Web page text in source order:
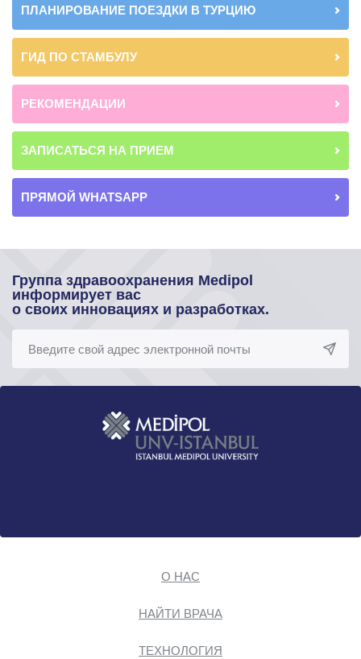
ПЛАНИРОВАНИЕ ПОЕЗДКИ В ТУРЦИЮ
ГИД ПО СТАМБУЛУ
РЕКОМЕНДАЦИИ
ЗАПИСАТЬСЯ НА ПРИЕМ
ПРЯМОЙ WHATSAPP
Группа здравоохранения Medipol
информирует вас
о своих инновациях и разработках.
О НАС
НАЙТИ ВРАЧА
ТЕХНОЛОГИЯ